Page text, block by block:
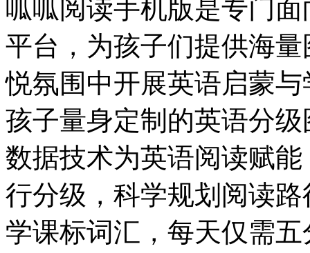
呱呱阅读手机版是专门
平台，为孩子们提供海
悦氛围中开展英语启蒙
孩子量身定制的英语分
数据技术为英语阅读赋
行分级，科学规划阅读
学课标词汇，每天仅需